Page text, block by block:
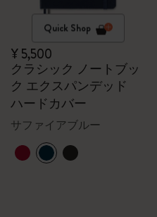
Quick Shop
¥ 5,500
クラシック ノートブッ
ク エクスパンデッド
ハードカバー
サファイアブルー